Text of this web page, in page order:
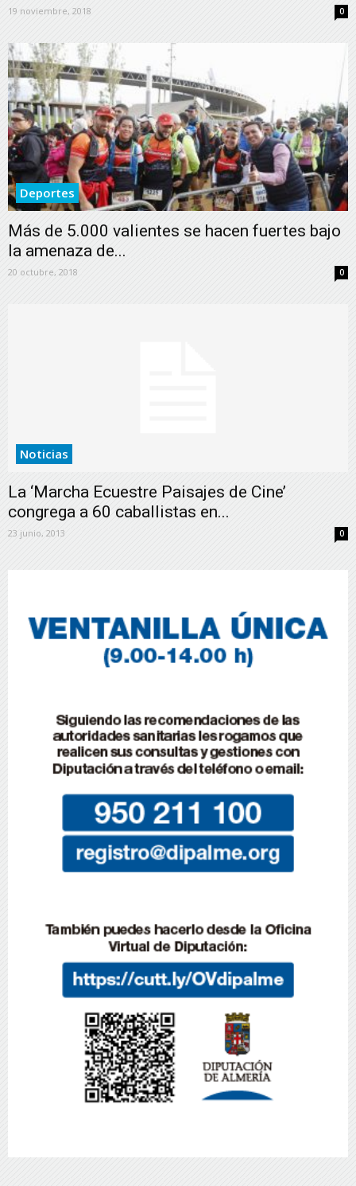
19 noviembre, 2018 0
Deportes
Más de 5.000 valientes se hacen fuertes bajo
la amenaza de...
20 octubre, 2018 0
Noticias
La ‘Marcha Ecuestre Paisajes de Cine’
congrega a 60 caballistas en...
23 junio, 2013 0